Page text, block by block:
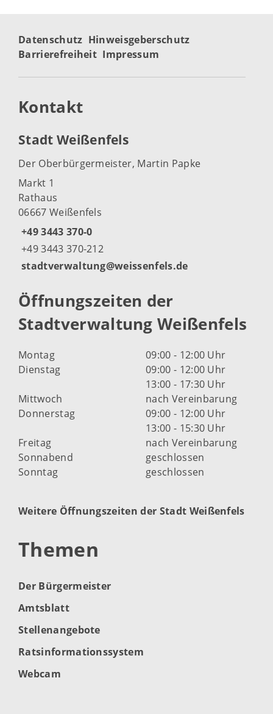
Datenschutz Hinweisgeberschutz
Barrierefreiheit Impressum
Kontakt
Stadt Weißenfels
Der Oberbürgermeister, Martin Papke
Markt 1
Rathaus
06667 Weißenfels
+49 3443 370-0
+49 3443 370-212
stadtverwaltung@weissenfels.de
Öffnungszeiten der
Stadtverwaltung Weißenfels
Montag
09:00 - 12:00 Uhr
Dienstag
09:00 - 12:00 Uhr
13:00 - 17:30 Uhr
Mittwoch
nach Vereinbarung
Donnerstag
09:00 - 12:00 Uhr
13:00 - 15:30 Uhr
Freitag
nach Vereinbarung
Sonnabend
geschlossen
Sonntag
geschlossen
Weitere Öffnungszeiten der Stadt Weißenfels
Themen
Der Bürgermeister
Amtsblatt
Stellenangebote
Ratsinformationssystem
Webcam